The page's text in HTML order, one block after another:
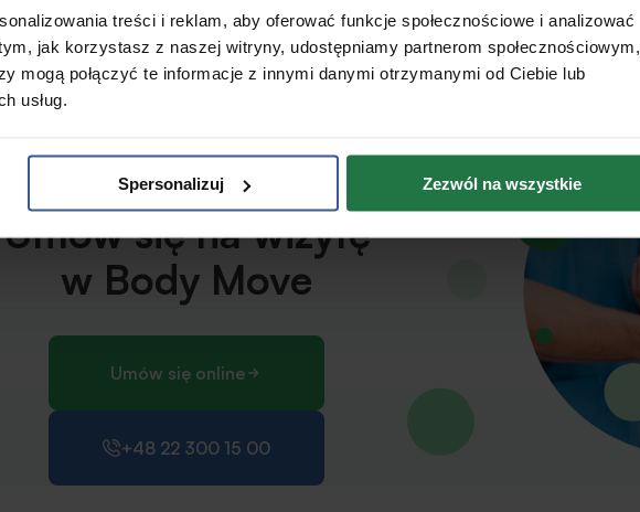
treści i reklam, aby oferować funkcje społecznościowe i analizować
jak korzystasz z naszej witryny, udostępniamy partnerom społecznościowym,
mogą połączyć te informacje z innymi danymi otrzymanymi od Ciebie lub
usług.
Spersonalizuj Zezwól na wszystkie
Aleksander Nowosadko
Fizjoterapeuta
Daj sobie pomóc!
Umów się na wizytę
w Body Move
Umów się online
+48 22 300 15 00